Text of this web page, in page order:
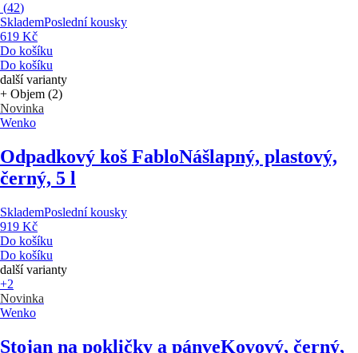
(42)
SklademPoslední kousky
619 Kč
Do košíku
Do košíku
další varianty
+ Objem (2)
Novinka
Wenko
Odpadkový koš FabloNášlapný, plastový,
černý, 5 l
SklademPoslední kousky
919 Kč
Do košíku
Do košíku
další varianty
+2
Novinka
Wenko
Stojan na pokličky a pánveKovový, černý,